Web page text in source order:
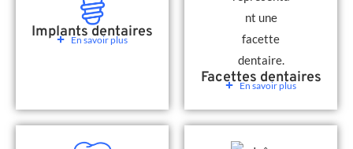
Implants dentaires
En savoir plus
Facettes dentaires
En savoir plus